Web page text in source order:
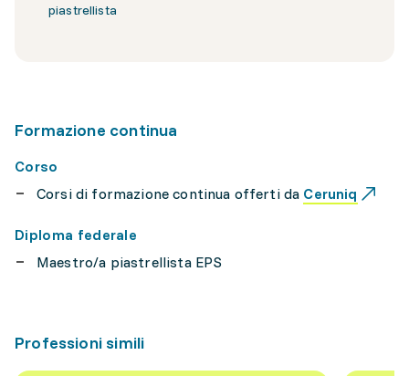
piastrellista
Formazione continua
Corso
Corsi di formazione continua offerti da Ceruniq
Diploma federale
Maestro/a piastrellista EPS
Professioni simili